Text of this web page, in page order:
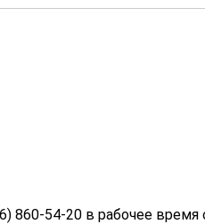
860-54-20 в рабочее время